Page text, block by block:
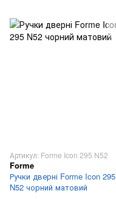
Артикул: Forme Icon 295 N52
Forme
Ручки дверні Forme Icon 295
N52 чорний матовий